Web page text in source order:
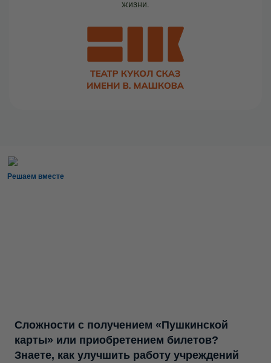
жизни.
Решаем вместе
Сложности с получением «Пушкинской
карты» или приобретением билетов?
Знаете, как улучшить работу учреждений